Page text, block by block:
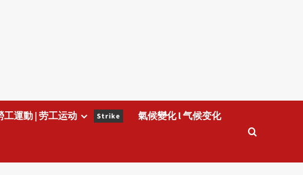
工運動 | 劳工运动 Strike 氣候變化 l 气候变化